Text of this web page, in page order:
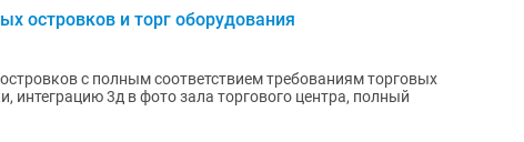
островков и торг оборудования
с полным соответствием требованиям торговых
интеграцию 3д в фото зала торгового центра, полный